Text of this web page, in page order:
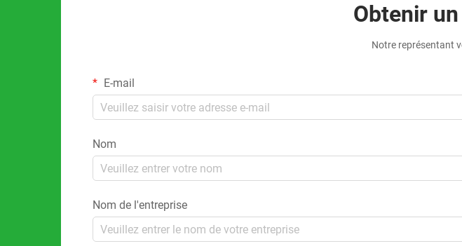
Obtenir
Notre représentant
E-mail
Nom
Nom de l'entreprise